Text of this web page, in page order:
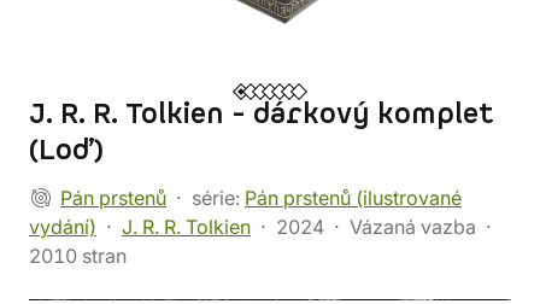
J. R. R. Tolkien - dárkový komplet
(Loď)
Pán prstenů série: Pán prstenů (ilustrované
vydání)
J. R. R. Tolkien 2024
Vázaná vazba
2010 stran